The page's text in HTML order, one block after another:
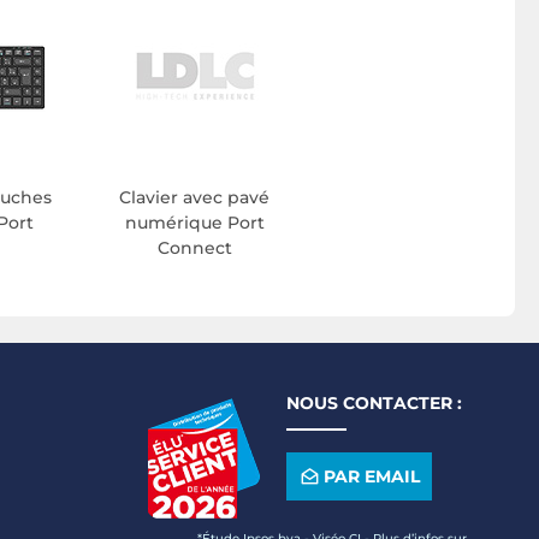
Clavier avec pavé
numérique Port
Connect
NOUS CONTACTER :
PAR EMAIL